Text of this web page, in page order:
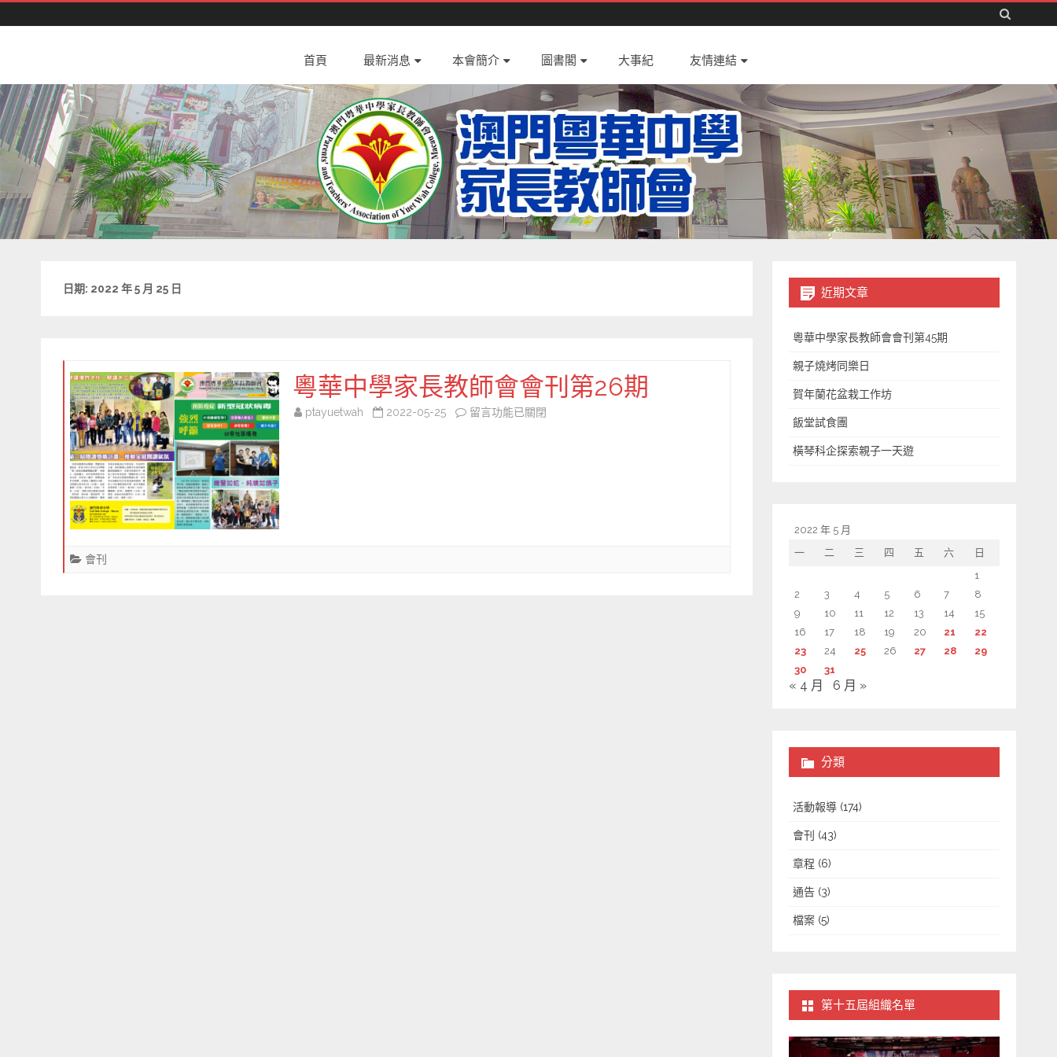
首頁 最新消息 本會簡介 圖書閣 大事紀 友情連結
日期: 2022 年 5 月 25 日
粵華中學家長教師會會刊第26期
ptayuetwah 2022-05-25
在
留言功能已關閉
會刊
近期文章
粵華中學家長教師會會刊第45期
親子燒烤同樂日
賀年蘭花盆栽工作坊
飯堂試食團
橫琴科企探索親子一天遊
2022 年 5 月
一
二 三 四 五 六
日
1
2
3 4 5 6 7
8
9
10 11 12 13 14
15
16
17 18 19 20 21
22
23
24 25 26 27 28
29
30
31
« 4 月 6 月 »
分類
活動報導 (174)
會刊 (43)
章程 (6)
通告 (3)
檔案 (5)
第十五屆組織名單